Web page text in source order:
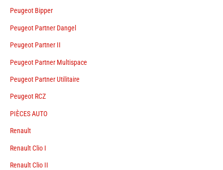
Peugeot Bipper
Peugeot Partner Dangel
Peugeot Partner II
Peugeot Partner Multispace
Peugeot Partner Utilitaire
Peugeot RCZ
PIÈCES AUTO
Renault
Renault Clio I
Renault Clio II